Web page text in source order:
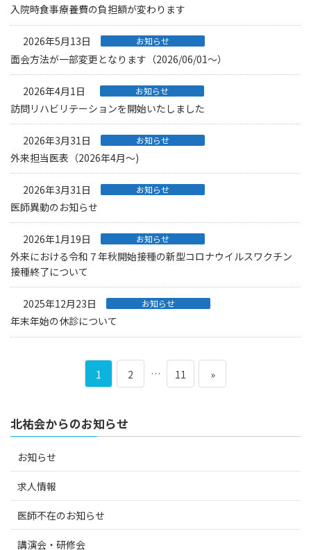
入院時食事療養費の負担額が変わります
2026年5月13日 お知らせ
面会方法が一部変更となります（2026/06/01〜）
2026年4月1日 お知らせ
訪問リハビリテーションを開始いたしました
2026年3月31日 お知らせ
外来担当医表（2026年4月〜)
2026年3月31日 お知らせ
医師異動のお知らせ
2026年1月19日 お知らせ
外来における令和７年秋開始接種の新型コロナウイルスワクチン
接種終了について
2025年12月23日 お知らせ
年末年始の休診について
の
ペ
ー
ジ
ペ
ジ
1
ペ
2 …
ペ
11 »
北祐会からのお知らせ
お知らせ
求人情報
医師不在のお知らせ
講演会・研修会